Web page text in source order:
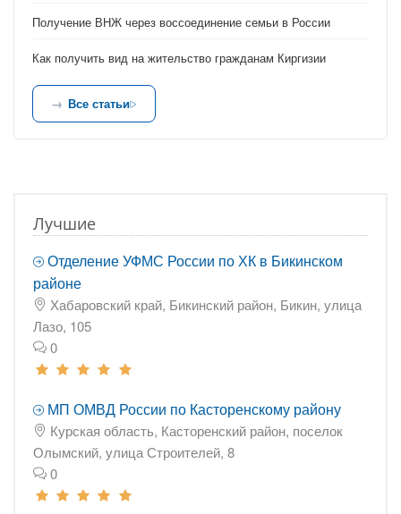
Получение ВНЖ через воссоединение семьи в России
Как получить вид на жительство гражданам Киргизии
Все статьи
Лучшие
Отделение УФМС России по ХК в Бикинском
районе
Хабаровский край, Бикинский район, Бикин, улица
Лазо, 105
0
МП ОМВД России по Касторенскому району
Курская область, Касторенский район, поселок
Олымский, улица Строителей, 8
0